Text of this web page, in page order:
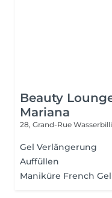
Beauty
Mariana
28, Grand-Rue
Gel Verlãngerung
Auffüllen
Maniküre French Gel